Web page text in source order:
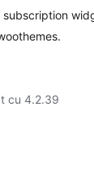
cu 4.2.39